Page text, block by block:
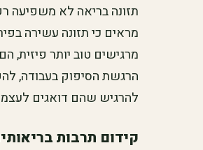
תזונה בריאה לא משפיעה
מראים כי תזונה עשירה
מרגישים טוב יותר פיזית,
הרגשת הסיפוק בעבודה,
להרגיש שהם דואגים
קידום תרבות